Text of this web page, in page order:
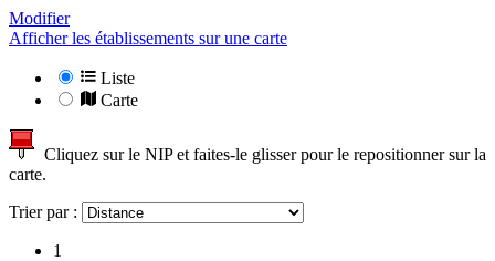
Modifier
Afficher les établissements sur une carte
Liste
Carte
Cliquez sur le NIP et faites-le glisser pour le repositionner sur la
carte.
Trier par :
1